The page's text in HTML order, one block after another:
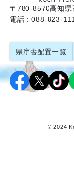
〒780-8570高知県
電話：088-823-
県庁舎配置一覧
© 2024